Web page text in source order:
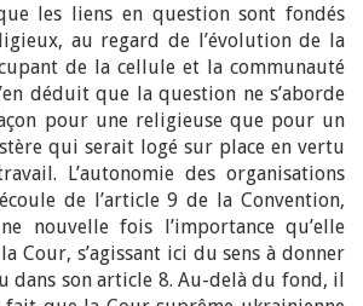
les liens en question sont fondés
au regard de l’évolution de la
de la cellule et la communauté
déduit que la question ne s’aborde
pour une religieuse que pour un
qui serait logé sur place en vertu
L’autonomie des organisations
de l’article 9 de la Convention,
nouvelle fois l’importance qu’elle
Cour, s’agissant ici du sens à donner
dans son article 8. Au-delà du fond, il